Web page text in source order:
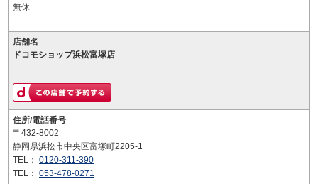
無休
店舗名
ドコモショップ浜松富塚店
住所/電話番号
〒432-8002
静岡県浜松市中央区富塚町2205-1
TEL： 0120-311-390
TEL： 053-478-0271